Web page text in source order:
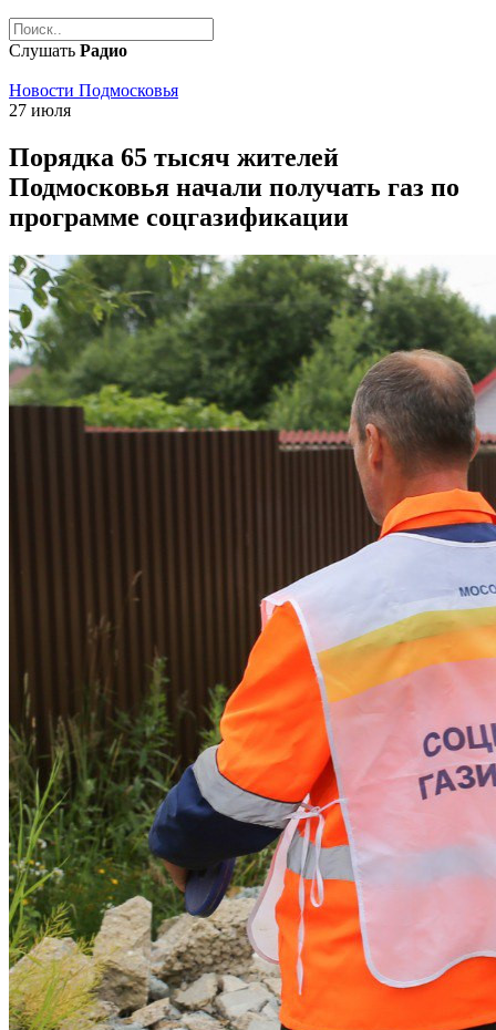
Слушать Радио
Новости Подмосковья
27 июля
Порядка 65 тысяч жителей
Подмосковья начали получать газ по
программе соцгазификации